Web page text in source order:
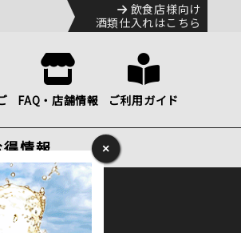
飲食店様向け
酒類仕入れはこちら
FAQ・店舗情報 ご利用ガイド
情報 ×